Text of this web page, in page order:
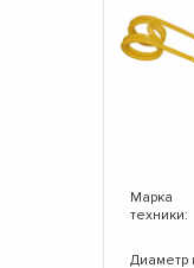
Марка
техники:
Диаметр